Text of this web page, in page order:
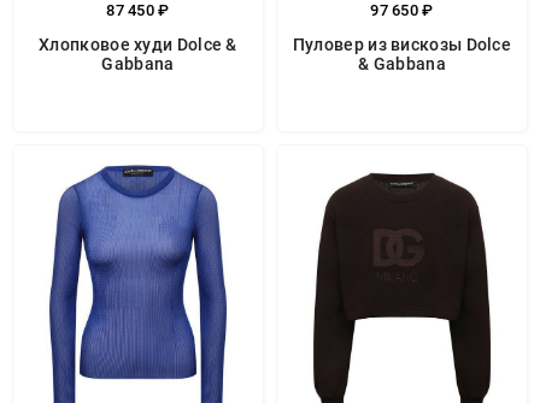
87 450 ₽
Хлопковое худи Dolce &
Gabbana
97 650 ₽
Пуловер из вискозы Dolce
& Gabbana